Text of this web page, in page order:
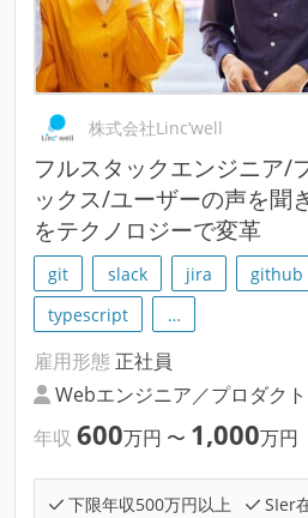
株式会社Linc’well
フルスタックエンジニア/
ックス/ユーザーの声を聞
をテクノロジーで変革
git slack jira github
typescript
…
雇用形態 正社員
Webエンジニア／プロダク
年収 600万円 〜 1,000万円
下限年収500万円以上
SIer